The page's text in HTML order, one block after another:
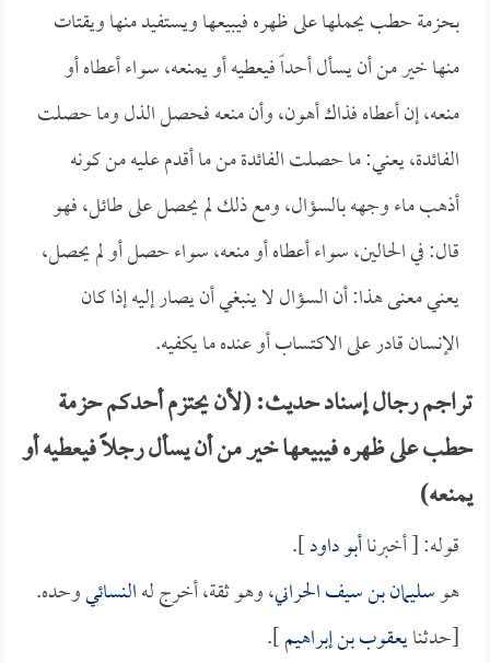
بحزمة حطب يحملها على ظهره فيبيعها ويستفيد منها ويقتات
منها خير من أن يسأل أحداً فيعطيه أو يمنعه، سواء أعطاه أو
منعه، إن أعطاه فذاك أهون، وأن منعه فحصل الذل وما حصلت
الفائدة، يعني: ما حصلت الفائدة من ما أقدم عليه من كونه
أذهب ماء وجهه بالسؤال، ومع ذلك لم يحصل على طائل، فهو
قال: في الحالين، سواء أعطاه أو منعه، سواء حصل أو لم يحصل،
يعني معنى هذا: أن السؤال لا ينبغي أن يصار إليه إذا كان
الإنسان قادر على الاكتساب أو عنده ما يكفيه.
تراجم رجال إسناد حديث: (لأن يحتزم أحدكم حزمة
حطب على ظهره فيبيعها خير من أن يسأل رجلاً فيعطيه أو
يمنعه)
قوله: [ أخبرناأبو داود].
هوسليمان بن سيف الحراني، وهو ثقة، أخرج لهالنسائيوحده.
[حدثنايعقوب بن إبراهيم].